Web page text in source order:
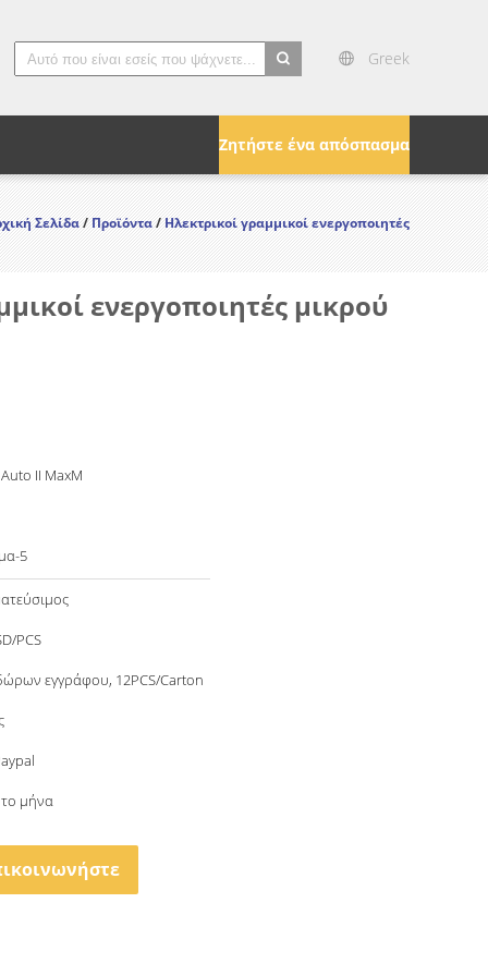
Greek
Ζητήστε ένα απόσπασμα
Σελίδα/Προϊόντα/Ηλεκτρικοί γραμμικοί ενεργοποιητές
ενεργοποιητές μικρού
II MaxM
5
PCS
εγγράφου, 12PCS/Carton
το μήνα